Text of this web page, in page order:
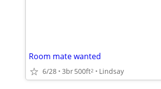
Room mate wanted
6/28 3br500ft2 Lindsay